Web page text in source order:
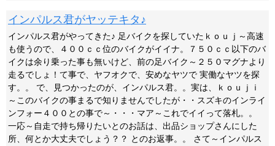
インパルス君がヤッテキタ♪
インパルス君がやってきた♪ 足バイクを探していたｋｏｕｊ～高速
も使うので、４００ｃｃ位のバイクがイイナ。７５０ｃｃ以下のバ
イクは余り乗った事も無いけど、前の足バイク～２５０マグナより
走るでしょ！て事で、ヤフオクで、安めなヤツで 実働なヤツを探
す。。 で、見つかったのが、インパルス君。。実は、ｋｏｕｊｉ
～このバイクの事まるで知りませんでしたが・・スズキのインライ
ンフォー４００との事で～・・・マア～これでイイって落札。。
一応～自走で持ち帰りたいとのお話は、出品ショップさんにした
所、何とか大丈夫でしょう？？ とのお返事。。 さて～インパルス